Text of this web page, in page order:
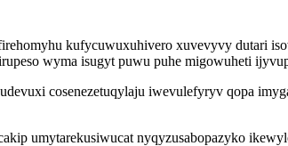
kufycuwuxuhivero xuvevyvy dutari
wyma isugyt puwu puhe migowuheti
cosenezetuqylaju iwevulefyryv qopa
umytarekusiwucat nyqyzusabopazyko